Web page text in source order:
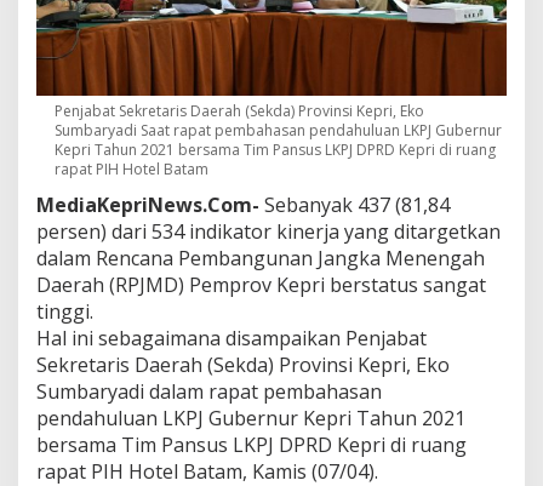
D
e
r
n
u
K
e
p
r
i
a
h
u
n
2
0
Penjabat Sekretaris Daerah (Sekda) Provinsi Kepri, Eko
Sumbaryadi Saat rapat pembahasan pendahuluan LKPJ Gubernur
Kepri Tahun 2021 bersama Tim Pansus LKPJ DPRD Kepri di ruang
rapat PIH Hotel Batam
MediaKepriNews.Com- Sebanyak 437 (81,84
persen) dari 534 indikator kinerja yang ditargetkan
dalam Rencana Pembangunan Jangka Menengah
Daerah (RPJMD) Pemprov Kepri berstatus sangat
tinggi.
Hal ini sebagaimana disampaikan Penjabat
Sekretaris Daerah (Sekda) Provinsi Kepri, Eko
Sumbaryadi dalam rapat pembahasan
pendahuluan LKPJ Gubernur Kepri Tahun 2021
bersama Tim Pansus LKPJ DPRD Kepri di ruang
rapat PIH Hotel Batam, Kamis (07/04).